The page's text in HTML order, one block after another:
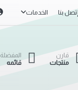
إتصل بنا الخدمات
قارن
منتجات
المفضلة
قائمه